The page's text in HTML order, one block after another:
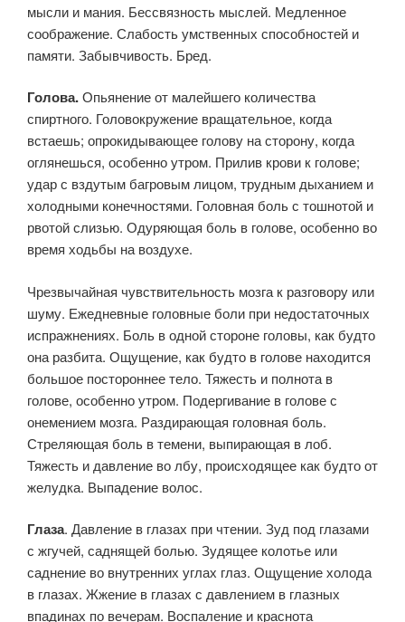
мысли и мания. Бессвязность мыслей. Медленное
соображение. Слабость умственных способностей и
памяти. Забыв­чивость. Бред.
Голова.Опьянение от малейшего количества
спиртного. Головокружение вращательное, когда
встаешь; опрокидывающее голову на сторону, когда
оглянешься, особенно утром. Прилив крови к го­лове;
удар с вздутым багровым лицом, трудным дыханием и
холод­ными конечностями. Головная боль с тошнотой и
рвотой слизью. Одуряющая боль в голове, особенно во
время ходьбы на воздухе.
Чрезвычайная чувствительность мозга к разговору или
шуму. Еже­дневные головные боли при недостаточных
испражнениях. Боль в одной стороне головы, как будто
она разбита. Ощущение, как будто в голове находится
большое постороннее тело. Тяжесть и полнота в
голове, особенно утром. Подергивание в голове с
онемением мозга. Раздирающая головная боль.
Стреляющая боль в темени, выпираю­щая в лоб.
Тяжесть и давление во лбу, происходящее как будто от
желудка. Выпадение волос.
Глаза. Давление в глазах при чтении. Зуд под глазами
с жгучей, саднящей болью. Зудящее колотье или
саднение во внутренних углах глаз. Ощущение холода
в глазах. Жжение в глазах с давлением в глазных
впадинах по вечерам. Воспаление и краснота